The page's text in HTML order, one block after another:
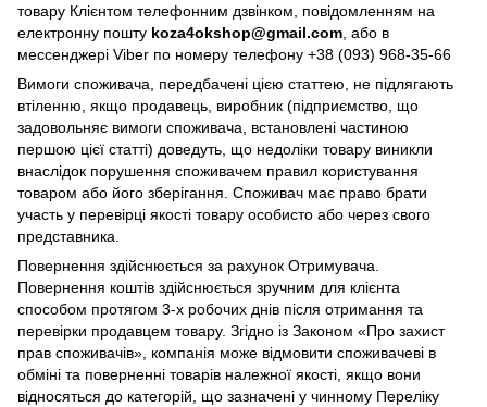
товару Клієнтом телефонним дзвінком, повідомленням на
електронну пошту koza4okshop@gmail.com, або в
мессенджері Viber по номеру телефону +38 (093) 968-35-66
Вимоги споживача, передбачені цією статтею, не підлягають
втіленню, якщо продавець, виробник (підприємство, що
задовольняє вимоги споживача, встановлені частиною
першою цієї статті) доведуть, що недоліки товару виникли
внаслідок порушення споживачем правил користування
товаром або його зберігання. Споживач має право брати
участь у перевірці якості товару особисто або через свого
представника.
Повернення здійснюється за рахунок Отримувача.
Повернення коштів здійснюється зручним для клієнта
способом протягом 3-х робочих днів після отримання та
перевірки продавцем товару. Згідно із Законом «Про захист
прав споживачів», компанія може відмовити споживачеві в
обміні та поверненні товарів належної якості, якщо вони
відносяться до категорій, що зазначені у чинному Переліку